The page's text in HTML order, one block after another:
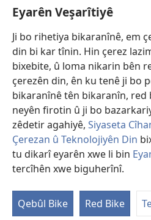
Eyarên Veşarîtiyê
Ji bo rihetiya bikaranînê, em
din bi kar tînin. Hin çerez
bixebite, û loma nikarin bên
çerezên din, ên ku tenê ji bo
bikaranînê tên bikaranîn, red
neyên firotin û ji bo
zêdetir agahiyê, Siyaseta
Çerezan û Teknolojiyên Din
tu dikarî eyarên xwe li bin
tercîhên xwe biguherînî.
Qebûl Bike Red Bike
Lêgerîna Malperê
Bexşên Bidil
(opens
new
window)KITÊBXANEYA ELEKTRONÎK a
(opens
new
window)JW Hub®
(opens
new
window)
Copyright© 2026 Watch Tower
MERCÊN BIKARANÎNÊ|SIYASETA